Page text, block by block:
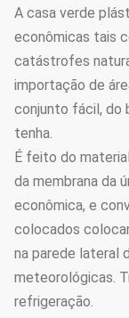
A casa verde
econômicas tais
catástrofes
importação de
conjunto fácil, do
tenha.
É feito do
da membrana da
econômica, e
colocados
na parede lateral
meteorológicas.
refrigeração.